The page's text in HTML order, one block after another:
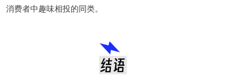
消费者中趣味相投的同类。